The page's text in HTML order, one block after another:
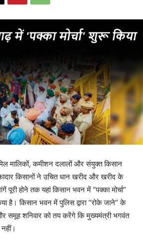
मालिकों, कमीशन दलालों और संयुक्त किसान
किसानों ने उचित धान खरीद और खरीद के
पूरी होने तक यहां किसान भवन में “पक्का मोर्चा”
है। किसान भवन में पुलिस द्वारा “रोके जाने” के
समूह शनिवार को तय करेंगे कि मुख्यमंत्री भगवंत